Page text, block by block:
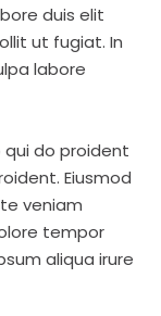
duis elit
ut fugiat. In
labore
do proident
Eiusmod
veniam
tempor
aliqua irure